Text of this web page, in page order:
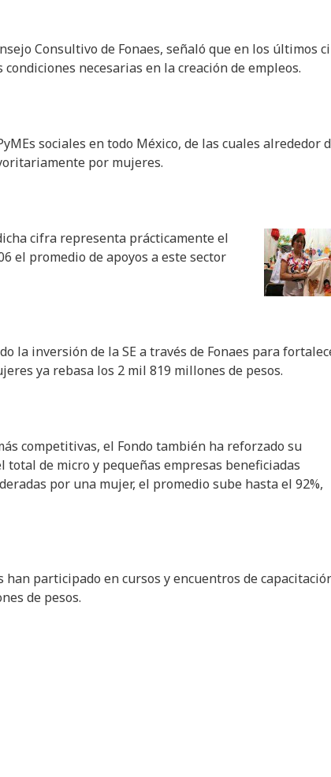
Consultivo de Fonaes, señaló que en los últimos
necesarias en la creación de empleos.
sociales en todo México, de las cuales alrededor
por mujeres.
cifra representa prácticamente el
el promedio de apoyos a este sector
la inversión de la SE a través de Fonaes para
ya rebasa los 2 mil 819 millones de pesos.
competitivas, el Fondo también ha reforzado su
total de micro y pequeñas empresas beneficiadas
por una mujer, el promedio sube hasta el 92%,
participado en cursos y encuentros de
de pesos.